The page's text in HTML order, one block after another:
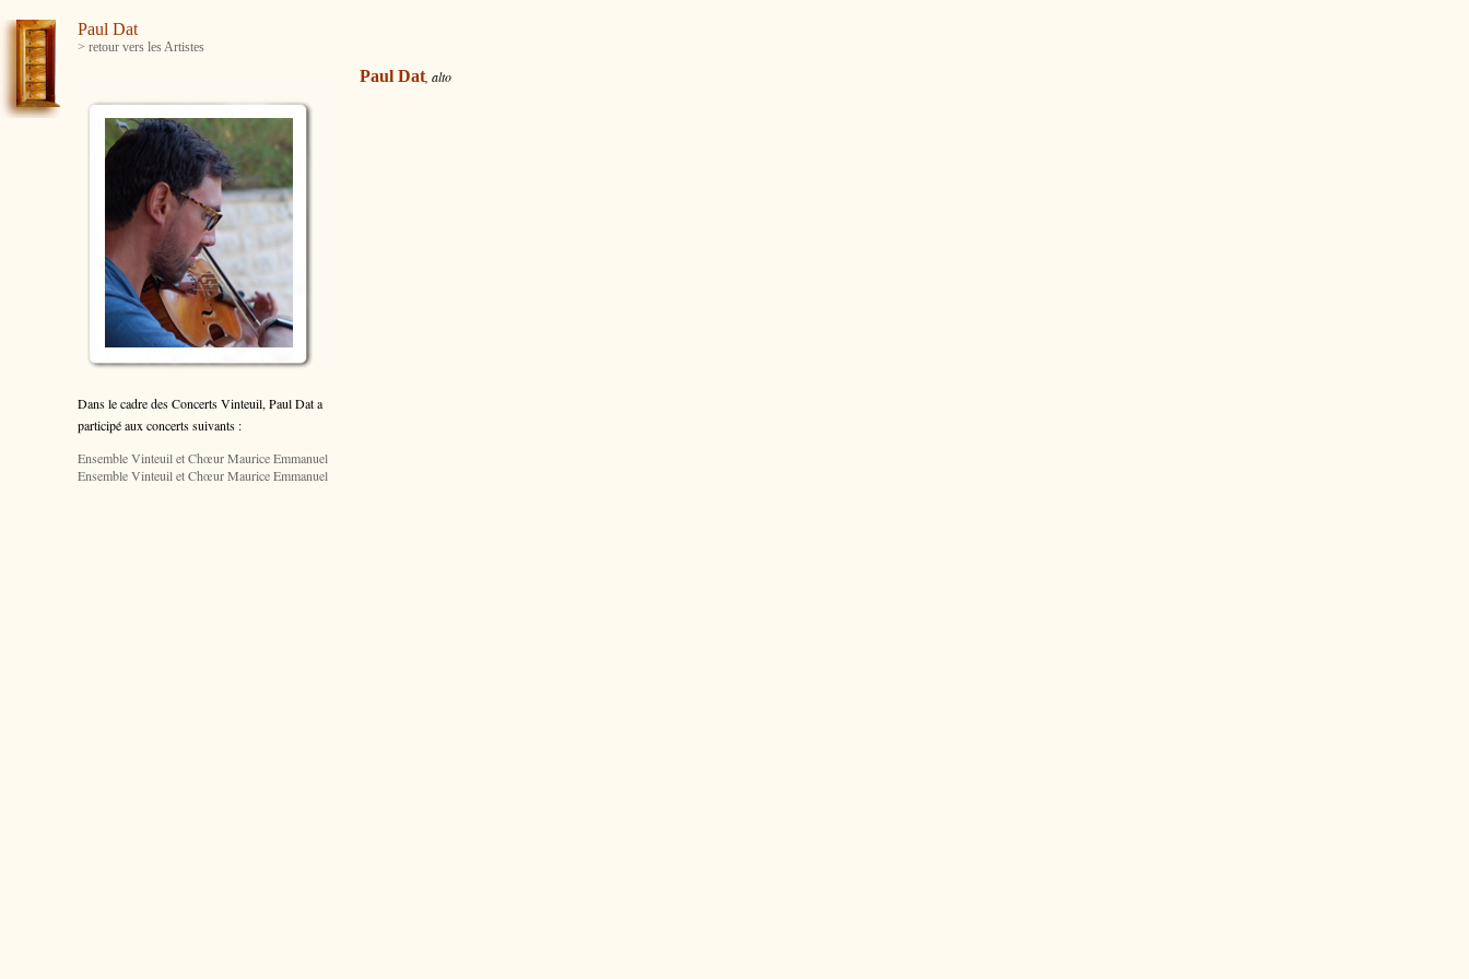
Paul Dat
> retour vers les Artistes
Paul Dat , alto
Dans le cadre des Concerts Vinteuil, Paul Data
participé aux concerts suivants :
Ensemble Vinteuil et Chœur Maurice Emmanuel
Ensemble Vinteuil et Chœur Maurice Emmanuel